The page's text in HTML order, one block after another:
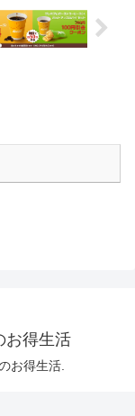
お得生活
お得生活.